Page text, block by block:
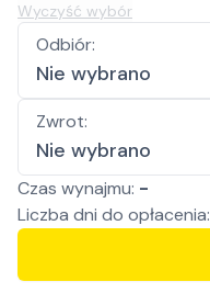
Wyczyść wybór
Odbiór:
Nie wybrano
Zwrot:
Nie wybrano
Czas wynajmu: -
Liczba dni do opłacenia: